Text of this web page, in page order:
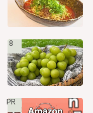
8
PR